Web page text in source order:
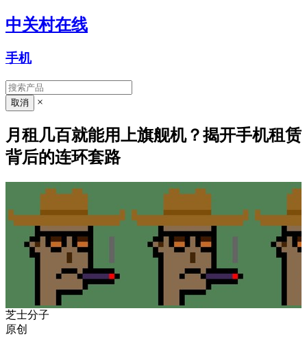
中关村在线
手机
×
月租几百就能用上旗舰机？揭开手机租赁
背后的连环套路
芝士分子
原创